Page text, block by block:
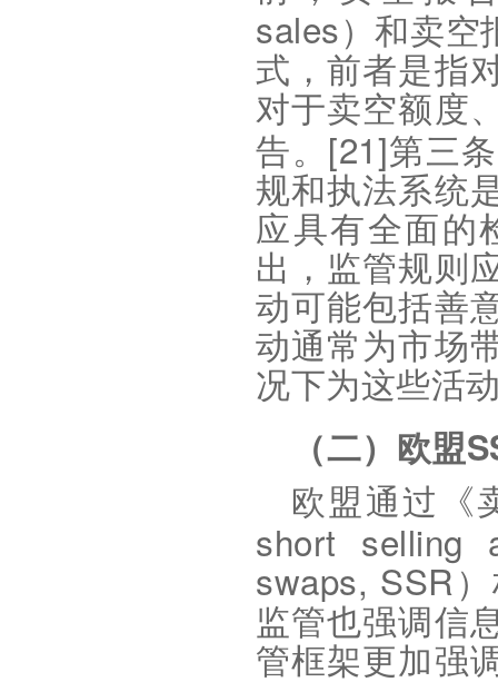
sales ）和卖空
式，前者是指
对于卖空额度
告。 [21]第三
规和执法系统
应具有全面的
出，监管规则
动可能包括善
动通常为市场
况下为这些活
（二）欧盟
欧盟通过《
short selling
swaps, SSR
监管也强调信
管框架更加强